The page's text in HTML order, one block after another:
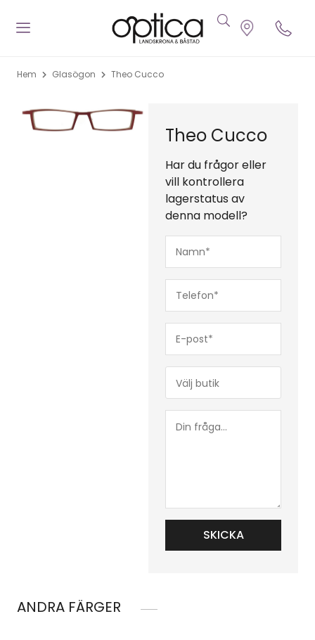
Hem Glasögon Theo Cucco
Theo Cucco
Har du frågor eller
vill kontrollera
lagerstatus av
denna modell?
post*
(Obligatoriskt)
(Obligatoriskt)
fråga...
ANDRA FÄRGER